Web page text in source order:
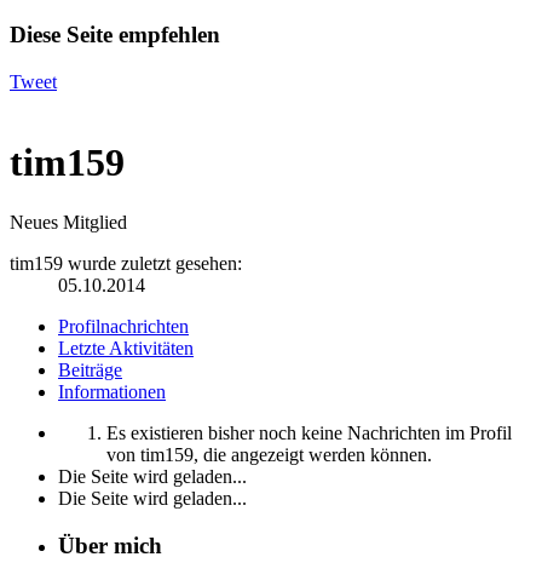
Diese Seite empfehlen
Tweet
tim159
Neues Mitglied
tim159 wurde zuletzt gesehen:
05.10.2014
Profilnachrichten
Letzte Aktivitäten
Beiträge
Informationen
Es existieren bisher noch keine Nachrichten im Profil
von tim159, die angezeigt werden können.
Die Seite wird geladen...
Die Seite wird geladen...
Über mich